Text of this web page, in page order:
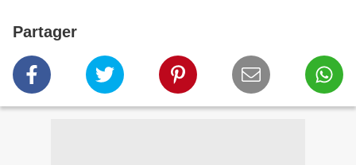
Partager